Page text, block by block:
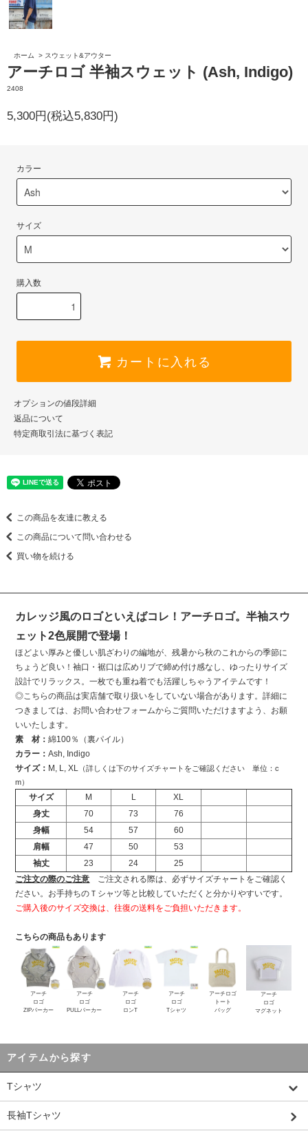
ホーム > スウェット&アウター
アーチロゴ 半袖スウェット (Ash, Indigo)
2408
5,300円(税込5,830円)
カラー
サイズ
購入数
カートに入れる
オプションの値段詳細
返品について
特定商取引法に基づく表記
この商品を友達に教える
この商品について問い合わせる
買い物を続ける
カレッジ風のロゴといえばコレ！アーチロゴ。半袖スウ
ェット2色展開で登場！
ほどよい厚みと優しい肌ざわりの編地が、残暑から秋のこれからの季節に
ちょうど良い！袖口・裾口は広めリブで締め付け感なし、ゆったりサイズ
設計でリラックス。一枚でも重ね着でも活躍しちゃうアイテムです！
◎こちらの商品は実店舗で取り扱いをしていない場合があります。詳細に
つきましては、お問い合わせフォームからご質問いただけますよう、お願
いいたします。
素 材：綿100％（裏パイル）
カラー：Ash, Indigo
サイズ： M, L, XL
（詳しくは下のサイズチャートをご確認ください 単位：c
m）
サイズ M L
XL
身丈
70 73
76
身幅
54 57
60
肩幅
47 50
53
袖丈
23 24
25
ご注文の際のご注意 ご注文される際は、必ずサイズチャートをご確認く
ださい。お手持ちのＴシャツ等と比較していただくと分かりやすいです。
ご購入後のサイズ交換は、往復の送料をご負担いただきます。
こちらの商品もあります
アーチ
ロゴ
ZIPパーカー
アーチ
ロゴ
PULLパーカー
アーチ
ロゴ
ロンT
アーチ
ロゴ
Tシャツ
アーチロゴ
トート
バッグ
アーチ
ロゴ
マグネット
アイテムから探す
Tシャツ
長袖Tシャツ